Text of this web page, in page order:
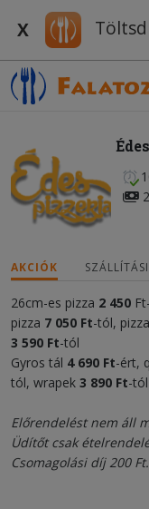
X
AKCIÓK
26cm-es pizza 2 450
pizza 7 050 Ft-tól,
3 590 Ft-tól
Gyros tál 4 690 Ft-ért,
tól, wrapek 3 890 Ft-tól
Előrendelést nem áll
Üdítőt csak
Csomagolási díj 200 Ft.